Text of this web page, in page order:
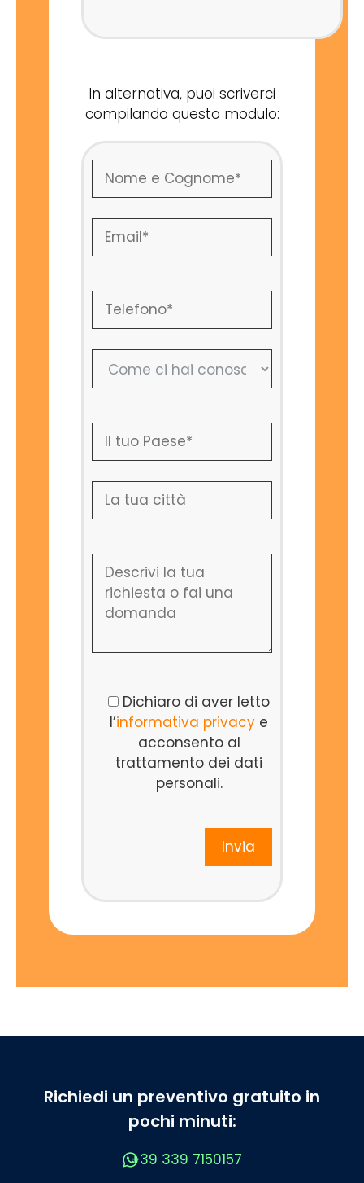
In alternativa, puoi scriverci
compilando questo modulo:
Dichiaro di aver letto
l’informativa privacy e
acconsento al
trattamento dei dati
personali.
Richiedi un preventivo gratuito in
pochi minuti:
+39 339 7150157